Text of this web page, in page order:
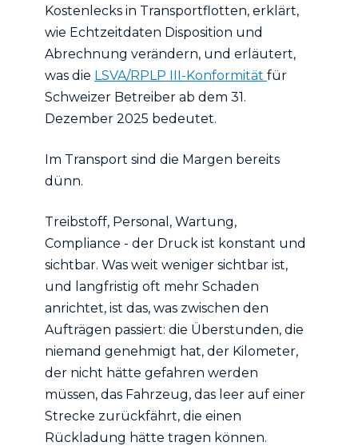
Kostenlecks in Transportflotten, erklärt,
wie Echtzeitdaten Disposition und
Abrechnung verändern, und erläutert,
was die LSVA/RPLP III-Konformität für
Schweizer Betreiber ab dem 31.
Dezember 2025 bedeutet.
Im Transport sind die Margen bereits
dünn.
Treibstoff, Personal, Wartung,
Compliance - der Druck ist konstant und
sichtbar. Was weit weniger sichtbar ist,
und langfristig oft mehr Schaden
anrichtet, ist das, was zwischen den
Aufträgen passiert: die Überstunden, die
niemand genehmigt hat, der Kilometer,
der nicht hätte gefahren werden
müssen, das Fahrzeug, das leer auf einer
Strecke zurückfährt, die einen
Rückladung hätte tragen können.